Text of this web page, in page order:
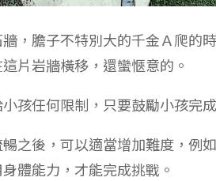
，膽子不特別大的千金Ａ爬的
片岩牆橫移，還蠻愜意的。
孩任何限制，只要鼓勵小孩完
之後，可以適當增加難度，例
體能力，才能完成挑戰。